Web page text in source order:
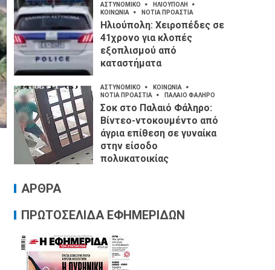
ΑΣΤΥΝΟΜΙΚΟ
ΗΛΙΟΥΠΟΛΗ
ΚΟΙΝΩΝΙΑ
ΝΟΤΙΑ ΠΡΟΑΣΤΙΑ
Ηλιούπολη: Χειροπέδες σε
41χρονο για κλοπές
εξοπλισμού από
καταστήματα
ΑΣΤΥΝΟΜΙΚΟ
ΚΟΙΝΩΝΙΑ
ΝΟΤΙΑ ΠΡΟΑΣΤΙΑ
ΠΑΛΑΙΟ ΦΑΛΗΡΟ
Σοκ στο Παλαιό Φάληρο:
Βίντεο-ντοκουμέντο από
άγρια επίθεση σε γυναίκα
στην είσοδο
πολυκατοικίας
ΑΡΘΡΑ
ΠΡΩΤΟΣΕΛΙΔΑ ΕΦΗΜΕΡΙΔΩΝ